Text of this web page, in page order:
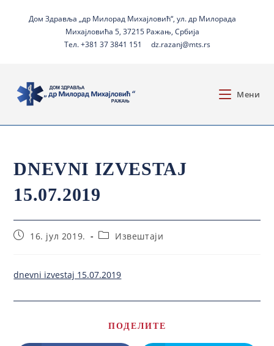
Дом Здравља „др Милорад Михајловић“, ул. др Милорада
Михајловића 5, 37215 Ражањ, Србија
Тел. +381 37 3841 151
dz.razanj@mts.rs
Мени
DNEVNI IZVESTAJ
15.07.2019
16. јул 2019. Извештаји
dnevni izvestaj 15.07.2019
ПОДЕЛИТЕ